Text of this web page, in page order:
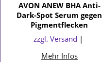
AVON ANEW BHA Anti-
Dark-Spot Serum gegen
Pigmentflecken
zzgl. Versand
Mehr Infos